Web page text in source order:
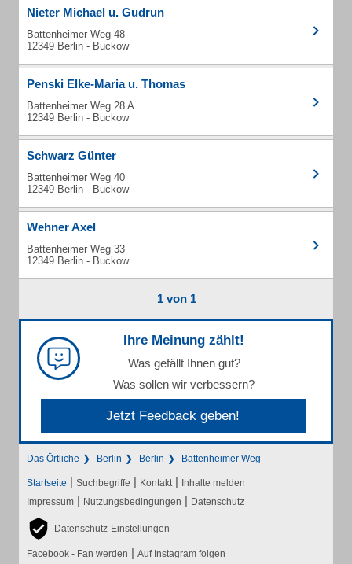
Nieter Michael u. Gudrun
Battenheimer Weg 48
12349 Berlin - Buckow
Penski Elke-Maria u. Thomas
Battenheimer Weg 28 A
12349 Berlin - Buckow
Schwarz Günter
Battenheimer Weg 40
12349 Berlin - Buckow
Wehner Axel
Battenheimer Weg 33
12349 Berlin - Buckow
1 von 1
Ihre Meinung zählt!
Was gefällt Ihnen gut?
Was sollen wir verbessern?
Jetzt Feedback geben!
Das Örtliche Berlin Berlin Battenheimer Weg
Startseite | Suchbegriffe | Kontakt | Inhalte melden
Impressum | Nutzungsbedingungen | Datenschutz
Datenschutz-Einstellungen
Facebook - Fan werden | Auf Instagram folgen